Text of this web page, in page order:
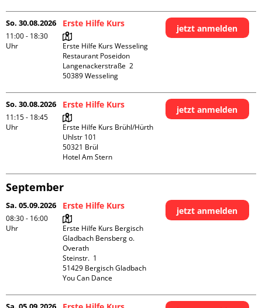
So. 30.08.2026
11:00 - 18:30
Uhr
Erste Hilfe Kurs
Erste Hilfe Kurs Wesseling
Restaurant Poseidon
Langenackerstraße  2
jetzt anmelden
So. 30.08.2026
11:15 - 18:45
Uhr
Erste Hilfe Kurs
Erste Hilfe Kurs Brühl/Hürth
Uhlstr 101
50321 Brül
Hotel Am Stern
jetzt anmelden
September
Sa. 05.09.2026
08:30 - 16:00
Uhr
Erste Hilfe Kurs
Erste Hilfe Kurs Bergisch
Gladbach Bensberg o.
Overath
Steinstr.  1
51429 Bergisch Gladbach
You Can Dance
jetzt anmelden